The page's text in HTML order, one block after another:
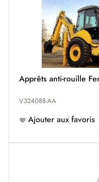
Apprêts anti-rouille
V324088-AA
Ajouter aux favoris